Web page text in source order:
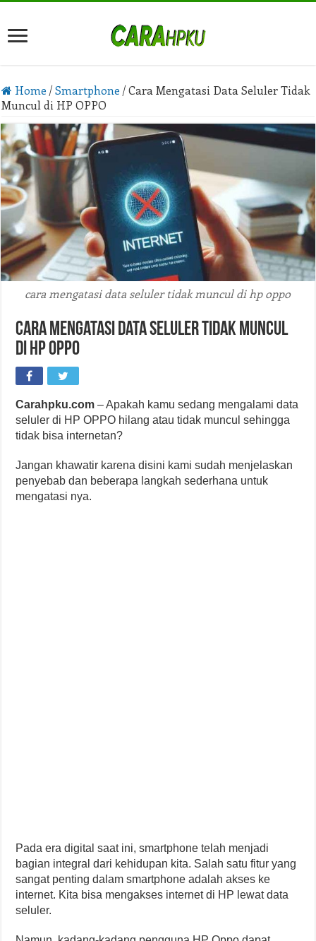
Home / Smartphone / Cara Mengatasi Data Seluler Tidak
Muncul di HP OPPO
cara mengatasi data seluler tidak muncul di hp oppo
Cara Mengatasi Data Seluler Tidak Muncul
di HP OPPO
Carahpku.com – Apakah kamu sedang mengalami data
seluler di HP OPPO hilang atau tidak muncul sehingga
tidak bisa internetan?
Jangan khawatir karena disini kami sudah menjelaskan
penyebab dan beberapa langkah sederhana untuk
mengatasi nya.
Pada era digital saat ini, smartphone telah menjadi
bagian integral dari kehidupan kita. Salah satu fitur yang
sangat penting dalam smartphone adalah akses ke
internet. Kita bisa mengakses internet di HP lewat data
seluler.